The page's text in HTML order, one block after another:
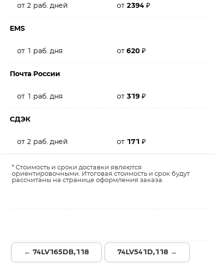
от 2 раб. дней от 2394 ₽
EMS
от 1 раб. дня от 620 ₽
Почта России
от 1 раб. дня от 319 ₽
СДЭК
от 2 раб. дней от 171 ₽
* Стоимость и сроки доставки являются
ориентировочными. Итоговая стоимость и срок будут
рассчитаны на странице оформления заказа.
← 74LV165DB,118 74LV541D,118 →